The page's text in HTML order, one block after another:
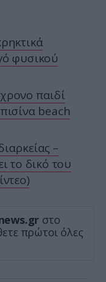
φυσικού
παιδί
beach
–
το δικό του
στο
πρώτοι όλες